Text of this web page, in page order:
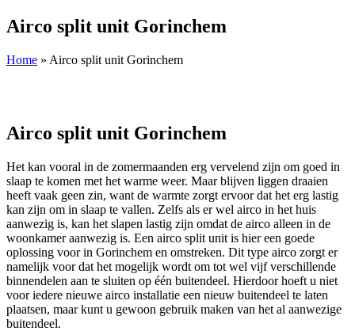
Airco split unit Gorinchem
Home » Airco split unit Gorinchem
Airco split unit Gorinchem
Het kan vooral in de zomermaanden erg vervelend zijn om goed in
slaap te komen met het warme weer. Maar blijven liggen draaien
heeft vaak geen zin, want de warmte zorgt ervoor dat het erg lastig
kan zijn om in slaap te vallen. Zelfs als er wel airco in het huis
aanwezig is, kan het slapen lastig zijn omdat de airco alleen in de
woonkamer aanwezig is. Een airco split unit is hier een goede
oplossing voor in Gorinchem en omstreken. Dit type airco zorgt er
namelijk voor dat het mogelijk wordt om tot wel vijf verschillende
binnendelen aan te sluiten op één buitendeel. Hierdoor hoeft u niet
voor iedere nieuwe airco installatie een nieuw buitendeel te laten
plaatsen, maar kunt u gewoon gebruik maken van het al aanwezige
buitendeel.